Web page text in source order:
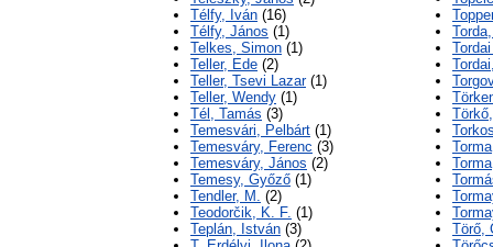
Télfy, Iván (16)
Télfy, János (1)
Telkes, Simon (1)
Teller, Ede (2)
Teller, Tsevi Lazar(1)
Teller, Wendy (1)
Tél, Tamás (3)
Temesvári, Pelbárt (1)
Temesváry, Ferenc (3)
Temesváry, János (2)
Temesy, Győző (1)
Tendler, M. (2)
Teodorčik, K. F. (1)
Teplán, István (3)
Törő,